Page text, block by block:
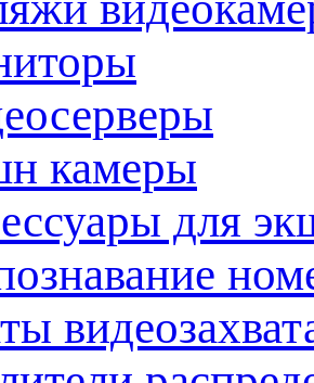
камеры
для